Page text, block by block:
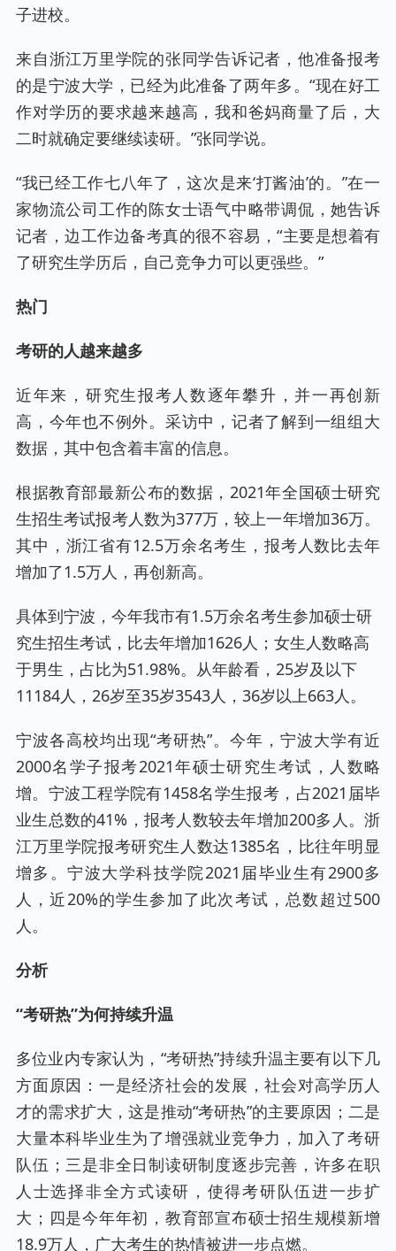
子进校。
来自浙江万里学院的张同学告诉记者，他准备报考
的是宁波大学，已经为此准备了两年多。“现在好工
作对学历的要求越来越高，我和爸妈商量了后，大
二时就确定要继续读研。”张同学说。
“我已经工作七八年了，这次是来‘打酱油’的。”在一
家物流公司工作的陈女士语气中略带调侃，她告诉
记者，边工作边备考真的很不容易，“主要是想着有
了研究生学历后，自己竞争力可以更强些。”
热门
考研的人越来越多
近年来，研究生报考人数逐年攀升，并一再创新
高，今年也不例外。采访中，记者了解到一组组大
数据，其中包含着丰富的信息。
根据教育部最新公布的数据，2021年全国硕士研究
生招生考试报考人数为377万，较上一年增加36万。
其中，浙江省有12.5万余名考生，报考人数比去年
增加了1.5万人，再创新高。
具体到宁波，今年我市有1.5万余名考生参加硕士研
究生招生考试，比去年增加1626人；女生人数略高
于男生，占比为51.98%。从年龄看，25岁及以下
11184人，26岁至35岁3543人，36岁以上663人。
宁波各高校均出现“考研热”。今年，宁波大学有近
2000名学子报考2021年硕士研究生考试，人数略
增。宁波工程学院有1458名学生报考，占2021届毕
业生总数的41%，报考人数较去年增加200多人。浙
江万里学院报考研究生人数达1385名，比往年明显
增多。宁波大学科技学院2021届毕业生有2900多
人，近20%的学生参加了此次考试，总数超过500
人。
分析
“考研热”为何持续升温
多位业内专家认为，“考研热”持续升温主要有以下几
方面原因：一是经济社会的发展，社会对高学历人
才的需求扩大，这是推动“考研热”的主要原因；二是
大量本科毕业生为了增强就业竞争力，加入了考研
队伍；三是非全日制读研制度逐步完善，许多在职
人士选择非全方式读研，使得考研队伍进一步扩
大；四是今年年初，教育部宣布硕士招生规模新增
18.9万人，广大考生的热情被进一步点燃。